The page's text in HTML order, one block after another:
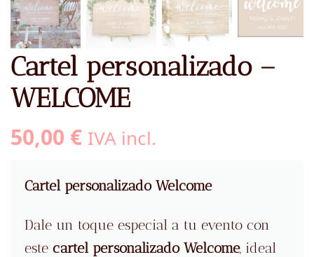
Cartel personalizado –
WELCOME
50,00 € IVA incl.
Cartel personalizado Welcome
Dale un toque especial a tu evento con
este cartel personalizado Welcome, ideal